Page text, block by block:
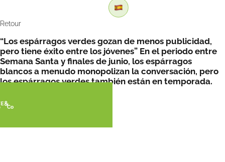
Retour
“Los espárragos verdes gozan de menos publicidad,
pero tiene éxito entre los jóvenes” En el periodo entre
Semana Santa y finales de junio, los espárragos
blancos a menudo monopolizan la conversación, pero
los espárragos verdes también están en temporada.